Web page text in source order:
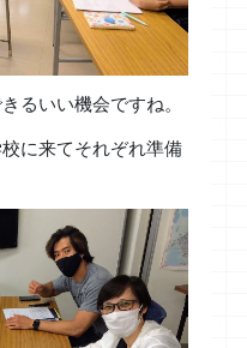
るいい機会ですね。
に来てそれぞれ準備